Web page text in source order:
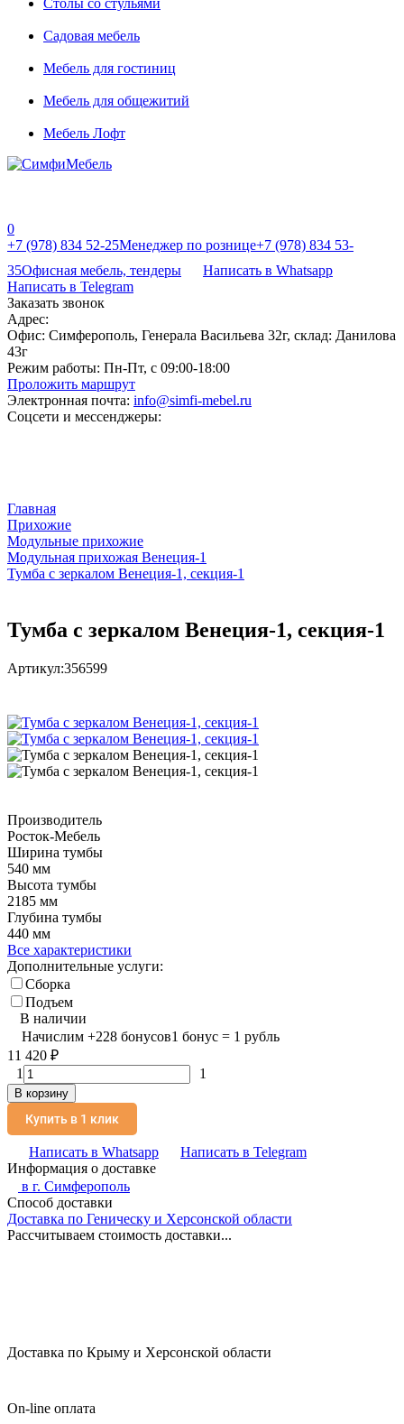
Столы со стульями
Садовая мебель
Мебель для гостиниц
Мебель для общежитий
Мебель Лофт
0
+7 (978) 834 52-25Менеджер по рознице+7 (978) 834 53-
35Офисная мебель, тендеры
Написать в Whatsapp
Написать в Telegram
Заказать звонок
Адрес:
Офис: Симферополь, Генерала Васильева 32г, склад: Данилова
43г
Режим работы: Пн-Пт, с 09:00-18:00
Проложить маршрут
Электронная почта: info@simfi-mebel.ru
Соцсети и мессенджеры:
Главная
Прихожие
Модульные прихожие
Модульная прихожая Венеция-1
Тумба с зеркалом Венеция-1, секция-1
Тумба с зеркалом Венеция-1, секция-1
Артикул:356599
Производитель
Росток-Мебель
Ширина тумбы
540 мм
Высота тумбы
2185 мм
Глубина тумбы
440 мм
Все характеристики
Дополнительные услуги:
Сборка
Подъем
В наличии
Начислим +228 бонусов1 бонус = 1 рубль
11 420 ₽
1
1
В корзину
Купить в 1 клик
Написать в Whatsapp
Написать в Telegram
Информация о доставке
в г. Симферополь
Способ доставки
Доставка по Геническу и Херсонской области
Рассчитываем стоимость доставки...
Доставка по Крыму и Херсонской области
On-line оплата